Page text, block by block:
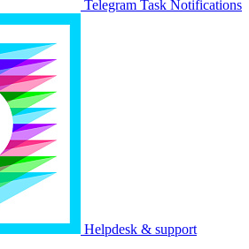
Telegram Task Notifications
Helpdesk & support